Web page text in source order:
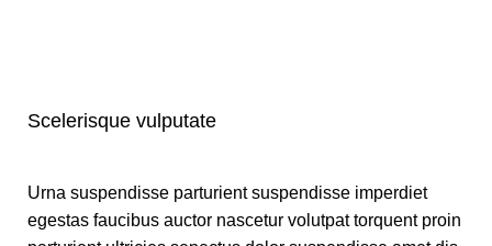
Scelerisque vulputate
Urna suspendisse parturient suspendisse imperdiet
egestas faucibus auctor nascetur volutpat torquent proin